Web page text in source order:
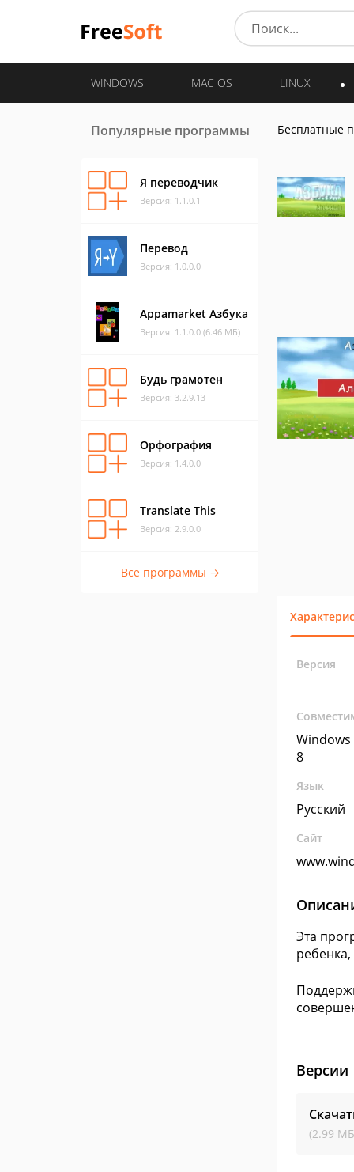
WINDOWS MAC OS LINUX
Популярные программы
Я переводчик
Версия: 1.1.0.1
Перевод
Версия: 1.0.0.0
Appamarket Азбука
Версия: 1.1.0.0 (6.46 МБ)
Будь грамотен
Версия: 3.2.9.13
Орфография
Версия: 1.4.0.0
Translate This
Версия: 2.9.0.0
Все программы →
Бесплатные
Версия
Windows
8
Язык
Русский
Сайт
Эта
Версии
(2.99